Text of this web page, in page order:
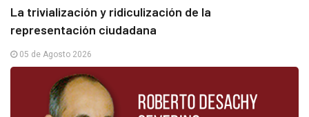
La trivialización y ridiculización de la
representación ciudadana
05 de Agosto 2026